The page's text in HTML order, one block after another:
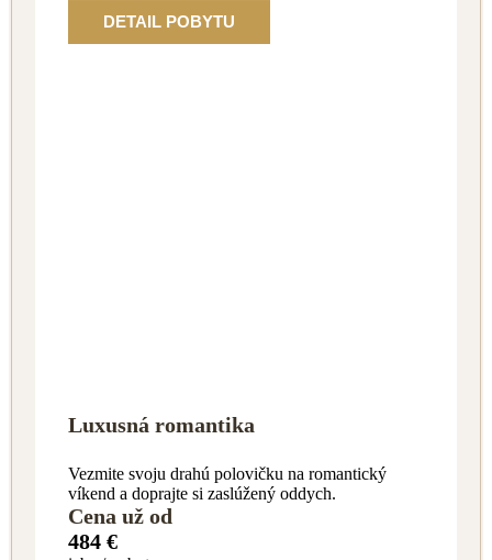
DETAIL POBYTU
Luxusná romantika
Vezmite svoju drahú polovičku na romantický
víkend a doprajte si zaslúžený oddych.
Cena už od
484 €